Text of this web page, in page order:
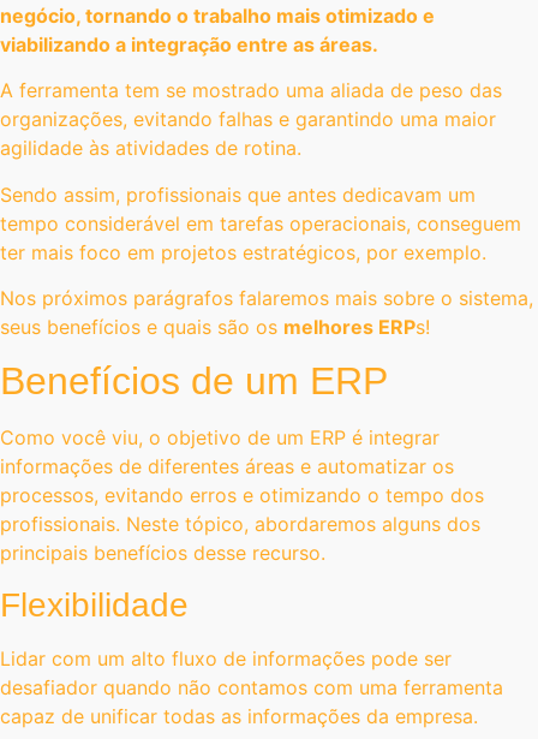
negócio, tornando o trabalho mais otimizado e
viabilizando a integração entre as áreas.
A ferramenta tem se mostrado uma aliada de peso das
organizações, evitando falhas e garantindo uma maior
agilidade às atividades de rotina.
Sendo assim, profissionais que antes dedicavam um
tempo considerável em tarefas operacionais, conseguem
ter mais foco em projetos estratégicos, por exemplo.
Nos próximos parágrafos falaremos mais sobre o sistema,
seus benefícios e quais são os melhores ERPs!
Benefícios de um ERP
Como você viu, o objetivo de um ERP é integrar
informações de diferentes áreas e automatizar os
processos, evitando erros e otimizando o tempo dos
profissionais. Neste tópico, abordaremos alguns dos
principais benefícios desse recurso.
Flexibilidade
Lidar com um alto fluxo de informações pode ser
desafiador quando não contamos com uma ferramenta
capaz de unificar todas as informações da empresa.